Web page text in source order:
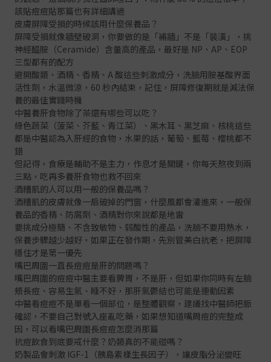
該貼痘痘貼那篇也有詳細講過
皮膚屏障受損的時候該用什麼保養品？
屏障受損就像牆壁破洞，你要做的是「補牆」不是「裝潢」，挑
神經醯胺（Ceramide）含量高的產品，最好是 NP、AP、EOP
三型都有的配方
避開酸類、酒精、香精、A 酸這些刺激成分，洗臉用胺基酸界面
活性劑，水溫微涼，60 秒內結束，記住，屏障修復期就是減法保
養的最佳實踐時機
中醫養肝食物除了茶還有哪些可以吃？
綠色蔬菜（菠菜、芥藍、青江菜）、黑木耳、黑芝麻、核桃這些
都是中醫認為入肝經的食物，水果的話，葡萄、藍莓、櫻桃都不
錯
但記得，食療是輔助不是主力，作息才是關鍵，你每天熬夜到兩
三點，吃再多養肝食物也救不回來
酒糟肌的人可以用一般的保養品嗎？
酒糟肌的皮膚就像一扇破掉的門窗，什麼風都會灌進來，一般保
養品的香精、防腐劑、酒精對你來說都是地雷
要挑成分極簡、不含致敏物、弱酸性的產品，洗臉不要用熱水，
保養步驟越少越好，如果正在發作期，先別管美白抗老，把屏障
穩住才是第一優先
嘴巴周圍一直長痘痘是肝的問題嗎？
嘴巴周圍的痘痘中醫主要看脾胃，不是肝，但如果你同時有左臉
頰長痘、容易生氣、睡不好，那肝氣鬱結也可能是連動因素
中醫看痘痘不是單看一個部位，是整體觀察，建議找中醫師把脈
確認，不要自己對號入座亂吃藥，如果想知道嘴周痘的完整成
因，可以看嘴巴周圍長痘痘怎麼消那篇
抗痘飲食到底要戒什麼？奶類真的不能碰嗎？
奶製品會刺激 IGF-1（胰島素樣生長因子），讓皮脂分泌變旺